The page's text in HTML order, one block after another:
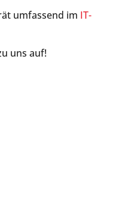
umfassend im IT-
uns auf!